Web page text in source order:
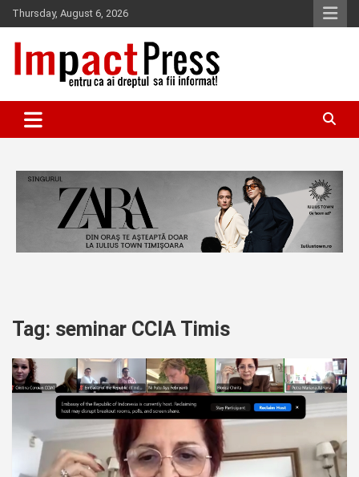
Skip
to
content
Thursday, August 6, 2026
IMPACTPRESS
Tag: seminar CCIA Timis